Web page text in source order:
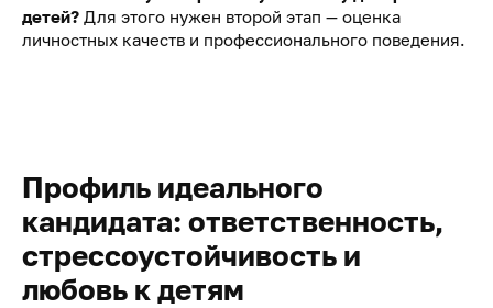
детей? Для этого нужен второй этап — оценка
личностных качеств и профессионального поведения.
Профиль идеального
кандидата: ответственность,
стрессоустойчивость и
любовь к детям